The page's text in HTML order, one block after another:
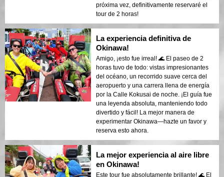
próxima vez, definitivamente reservaré el
tour de 2 horas!
La experiencia definitiva de
Okinawa!
Amigo, ¡esto fue irreal! 🌊 El paseo de 2
horas tuvo de todo: vistas impresionantes
del océano, un recorrido suave cerca del
aeropuerto y una carrera llena de energía
por la Calle Kokusai de noche. ¡El guía fue
una leyenda absoluta, manteniendo todo
divertido y fácil! La mejor manera de
experimentar Okinawa—hazte un favor y
reserva esto ahora.
La mejor experiencia al aire libre
en Okinawa!
Este tour fue absolutamente brillante! 🌊 El